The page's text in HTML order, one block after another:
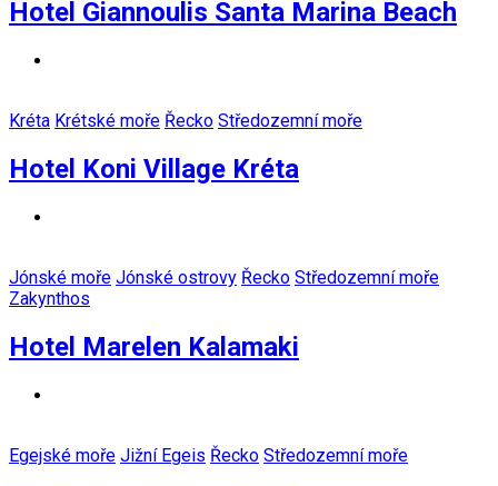
Hotel Giannoulis Santa Marina Beach
Kréta Krétské moře Řecko Středozemní moře
Hotel Koni Village Kréta
Jónské moře Jónské ostrovy Řecko Středozemní moře
Zakynthos
Hotel Marelen Kalamaki
Egejské moře Jižní Egeis Řecko Středozemní moře